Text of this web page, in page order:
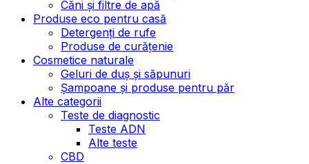
Căni și filtre de apă
Produse eco pentru casă
Detergenți de rufe
Produse de curățenie
Cosmetice naturale
Geluri de duș și săpunuri
Șampoane și produse pentru păr
Alte categorii
Teste de diagnostic
Teste ADN
Alte teste
CBD